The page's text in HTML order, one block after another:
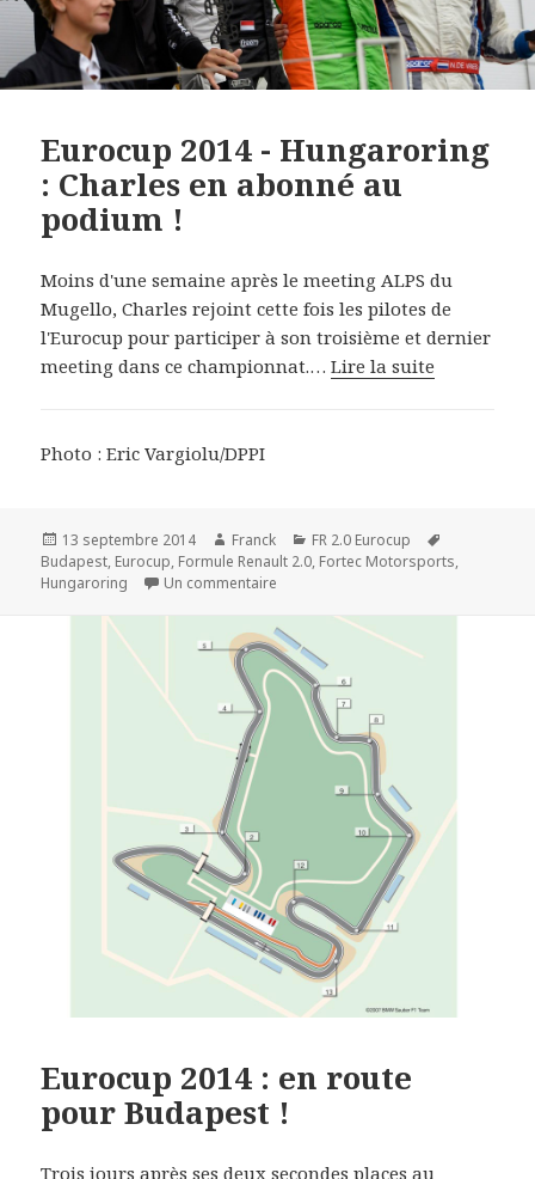
Eurocup 2014 - Hungaroring
: Charles en abonné au
podium !
Moins d'une semaine après le meeting ALPS du
Mugello, Charles rejoint cette fois les pilotes de
l'Eurocup pour participer à son troisième et dernier
meeting dans ce championnat.…Lire la suite
Photo : Eric Vargiolu/DPPI
Publié
le
13 septembre 2014 Auteur
Franck Catégories
FR 2.0 Eurocup
clés
Budapest, Eurocup, Formule Renault 2.0, Fortec Motorsports,
Hungaroring
Un commentaire
Eurocup 2014 : en route
pour Budapest !
Trois jours après ses deux secondes places au